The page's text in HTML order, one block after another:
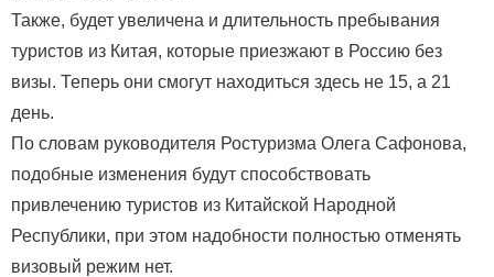
Также, будет увеличена и длительность пребывания
туристов из Китая, которые приезжают в Россию без
визы. Теперь они смогут находиться здесь не 15, а 21
день.
По словам руководителя Ростуризма Олега Сафонова,
подобные изменения будут способствовать
привлечению туристов из Китайской Народной
Республики, при этом надобности полностью отменять
визовый режим нет.